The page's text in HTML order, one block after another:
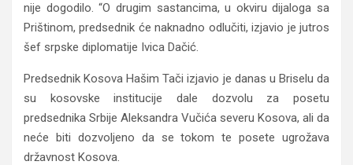
nije dogodilo. “O drugim sastancima, u okviru dijaloga sa
Prištinom, predsednik će naknadno odlučiti, izjavio je jutros
šef srpske diplomatije Ivica Dačić.
Predsednik Kosova Hašim Tači izjavio je danas u Briselu da
su kosovske institucije dale dozvolu za posetu
predsednika Srbije Aleksandra Vučića severu Kosova, ali da
neće biti dozvoljeno da se tokom te posete ugrožava
državnost Kosova.